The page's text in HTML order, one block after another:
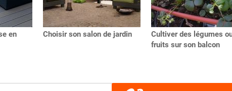
en
Choisir son salon de jardin
Cultiver des légumes
fruits sur son balcon